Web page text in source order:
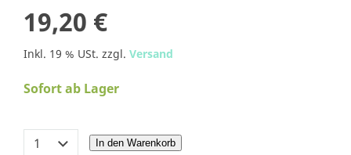
19,20 €
Inkl. 19 % USt. zzgl. Versand
Sofort ab Lager
In den Warenkorb